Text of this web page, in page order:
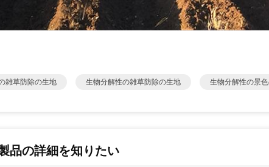
雑草防除の生地 生物分解性の雑草防除の生地 生物分解性の景
品の詳細を知りたい